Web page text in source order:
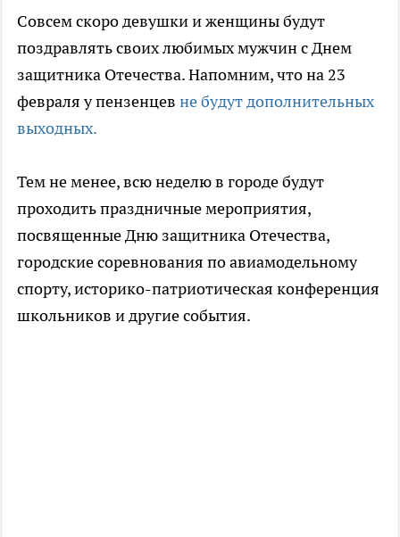
Совсем скоро девушки и женщины будут
поздравлять своих любимых мужчин с Днем
защитника Отечества. Напомним, что на 23
февраля у пензенцев не будут дополнительных
выходных.
Тем не менее, всю неделю в городе будут
проходить праздничные мероприятия,
посвященные Дню защитника Отечества,
городские соревнования по авиамодельному
спорту, историко-патриотическая конференция
школьников и другие события.